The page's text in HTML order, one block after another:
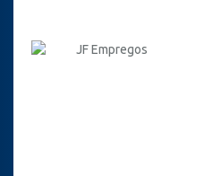
JF Empregos